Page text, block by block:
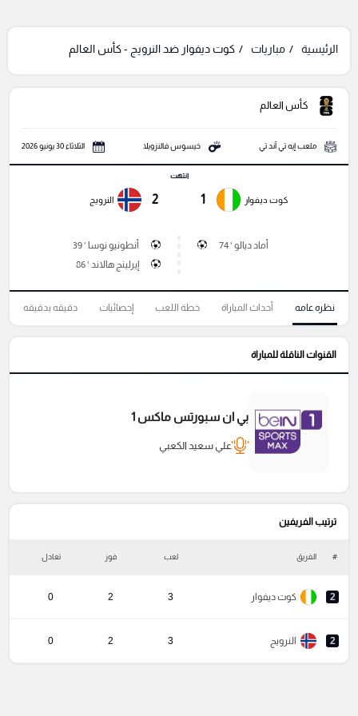
الرئيسية مباريات كوت ديفوار ضد النرويج - كأس العالم
كأس العالم
ملعب إيه تي آند تي خيسوس فالنزويلا الثلاثاء 30 يونيو 2026
كوت ديفوار 1
انتهت
2 النرويج
أماد ديالو ' 74
أنطونيو نوسا ' 39
إيرلينج هالاند ' 86
نظره عامه أحداث المباراة خطة اللعب إحصائيات دقيقه بدقيقه
القنوات الناقلة للمباراة
بي ان سبورتس ماكس 1
علي سعيد الكعبي
ترتيب الفريفين
# الفريق لعب فوز تعادل
2 كوت ديفوار 3
2
0
2 النرويج 3
2
0